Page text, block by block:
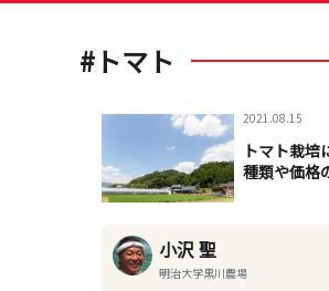
#トマト
2021.08.15
トマト栽培
種類や価格
小沢 聖
明治大学黒川農場